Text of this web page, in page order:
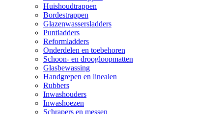
Huishoudtrappen
Bordestrappen
Glazenwassersladders
Puntladders
Reformladders
Onderdelen en toebehoren
Schoon- en droogloopmatten
Glasbewassing
Handgrepen en linealen
Rubbers
Inwashouders
Inwashoezen
Schrapers en messen